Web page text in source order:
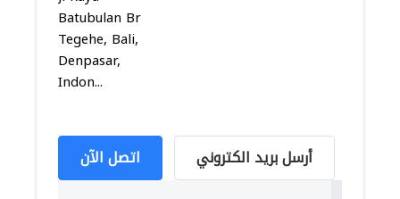
Batubulan Br
Tegehe, Bali,
Denpasar,
Indon...
اتصل الآن أرسل بريد الكتروني